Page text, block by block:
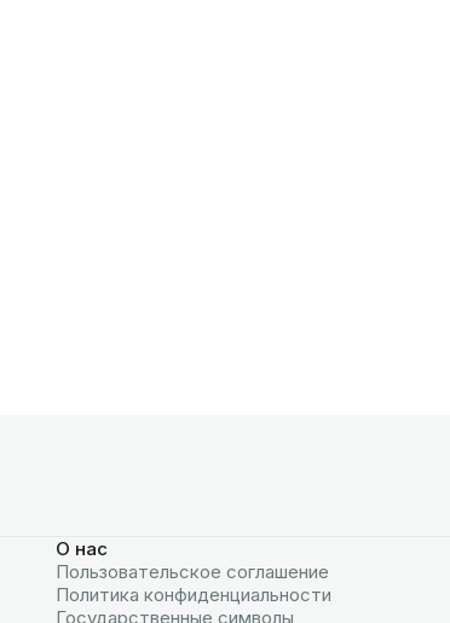
О нас
Пользовательское соглашение
Политика конфиденциальности
Государственные символы